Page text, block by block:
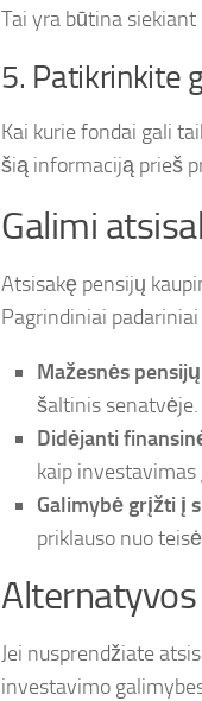
Tai yra būtina
5. Patikrinkite
Kai kurie fondai gali
šią informaciją prieš
Galimi
Atsisakę pensijų
Pagrindiniai
Mažesnės
šaltinis senatvėje.
Didėjanti
kaip
Galimybė grįžti į
priklauso nuo
Jei nusprendžiate
investavimo